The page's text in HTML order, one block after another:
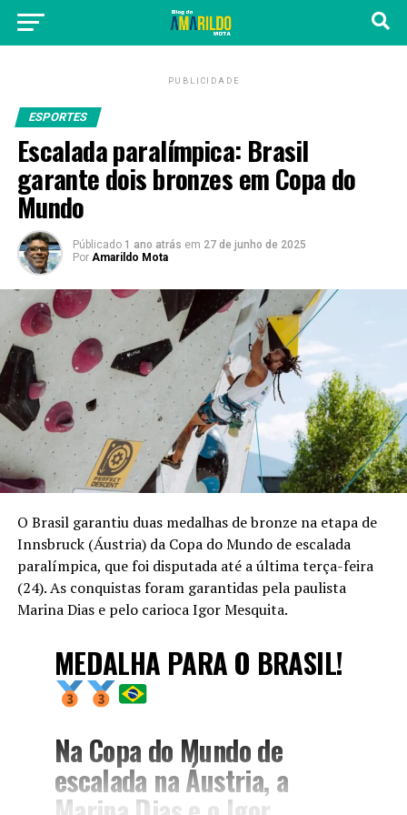
PUBLICIDADE
ESPORTES
Escalada paralímpica: Brasil
garante dois bronzes em Copa do
Mundo
Públicado 1 ano atrás em 27 de junho de 2025
Por Amarildo Mota
O Brasil garantiu duas medalhas de bronze na etapa de
Innsbruck (Áustria) da Copa do Mundo de escalada
paralímpica, que foi disputada até a última terça-feira
(24). As conquistas foram garantidas pela paulista
Marina Dias e pelo carioca Igor Mesquita.
MEDALHA PARA O BRASIL!
Na Copa do Mundo de
escalada na Áustria, a